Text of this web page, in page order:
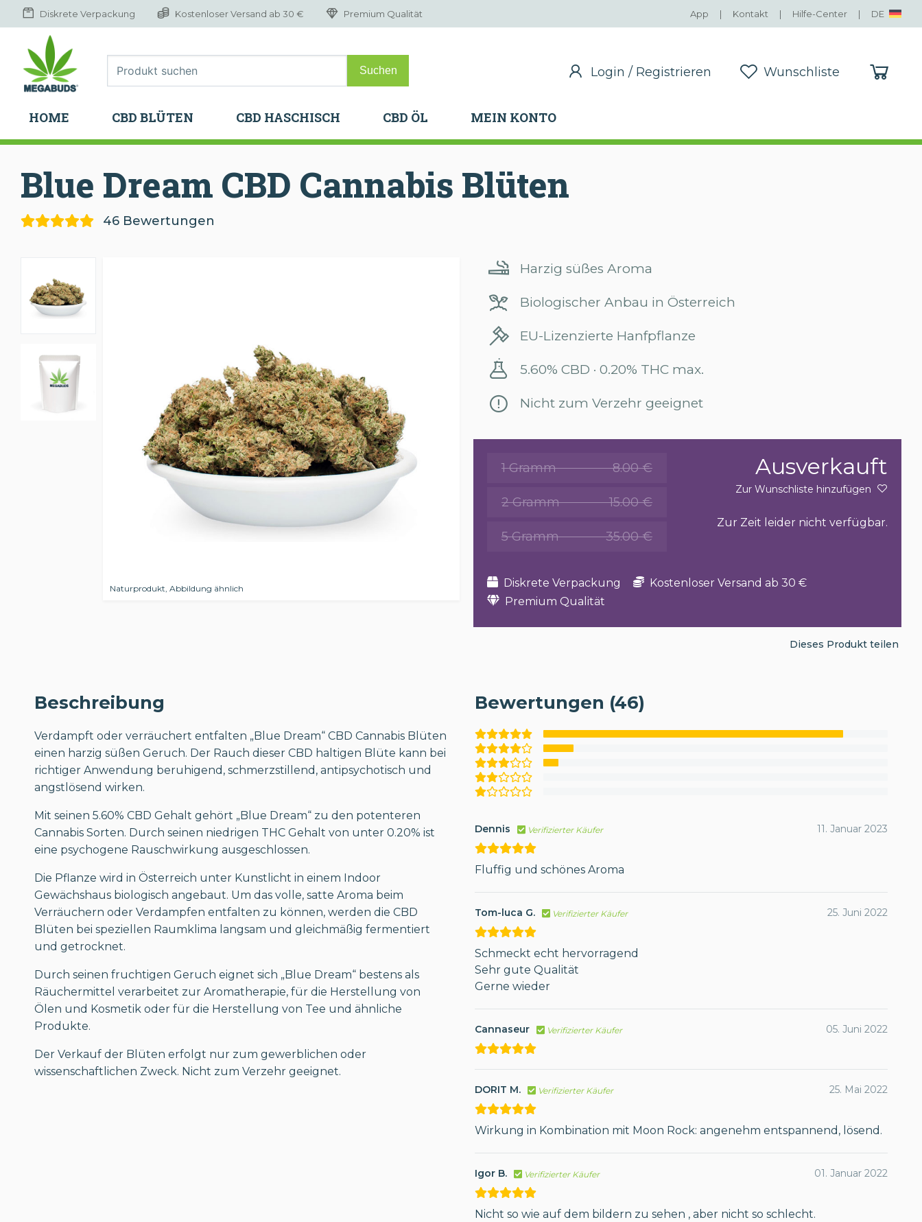
HOME CBD BLÜTEN CBD HASCHISCH CBD ÖL
Diskrete Verpackung Kostenloser Versand ab 30 € Premium Qualität App | Kontakt | Hilfe-Center | DE
Login / Registrieren Wunschliste
HOME CBD BLÜTEN CBD HASCHISCH CBD ÖL MEIN KONTO
Blue Dream CBD Cannabis Blüten
46 Bewertungen
Naturprodukt, Abbildung ähnlich
Harzig süßes Aroma
Biologischer Anbau in Österreich
EU-Lizenzierte Hanfpflanze
5.60% CBD · 0.20% THC max.
Nicht zum Verzehr geeignet
1 Gramm 8.00 €
2 Gramm 15.00 €
5 Gramm 35.00 €
Ausverkauft
Zur Wunschliste hinzufügen
Zur Zeit leider nicht verfügbar.
Diskrete Verpackung
Kostenloser Versand ab 30 €
Premium Qualität
Dieses Produkt teilen
Beschreibung
Verdampft oder verräuchert entfalten „Blue Dream“ CBD Cannabis Blüten
einen harzig süßen Geruch. Der Rauch dieser CBD haltigen Blüte kann bei
richtiger Anwendung beruhigend, schmerzstillend, antipsychotisch und
angstlösend wirken.
Mit seinen 5.60% CBD Gehalt gehört „Blue Dream“ zu den potenteren
Cannabis Sorten. Durch seinen niedrigen THC Gehalt von unter 0.20% ist
eine psychogene Rauschwirkung ausgeschlossen.
Die Pflanze wird in Österreich unter Kunstlicht in einem Indoor
Gewächshaus biologisch angebaut. Um das volle, satte Aroma beim
Verräuchern oder Verdampfen entfalten zu können, werden die CBD
Blüten bei speziellen Raumklima langsam und gleichmäßig fermentiert
und getrocknet.
Durch seinen fruchtigen Geruch eignet sich „Blue Dream“ bestens als
Räuchermittel verarbeitet zur Aromatherapie, für die Herstellung von
Ölen und Kosmetik oder für die Herstellung von Tee und ähnliche
Produkte.
Der Verkauf der Blüten erfolgt nur zum gewerblichen oder
wissenschaftlichen Zweck. Nicht zum Verzehr geeignet.
Bewertungen (46)
Dennis Verifizierter Käufer 11. Januar 2023
Fluffig und schönes Aroma
Tom-luca G. Verifizierter Käufer 25. Juni 2022
Schmeckt echt hervorragend
Sehr gute Qualität
Gerne wieder
Cannaseur Verifizierter Käufer 05. Juni 2022
DORIT M. Verifizierter Käufer 25. Mai 2022
Wirkung in Kombination mit Moon Rock: angenehm entspannend, lösend.
Igor B. Verifizierter Käufer 01. Januar 2022
Nicht so wie auf dem bildern zu sehen , aber nicht so schlecht.